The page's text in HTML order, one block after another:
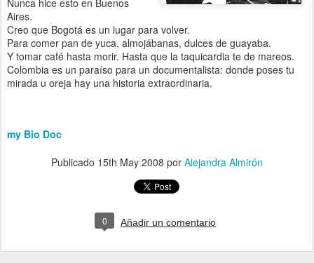
Nunca hice esto en Buenos
Aires.
Creo que Bogotá es un lugar para volver.
Para comer pan de yuca, almojábanas, dulces de guayaba.
Y tomar café hasta morir. Hasta que la taquicardia te de mareos.
Colombia es un paraíso para un documentalista: donde poses tu
mirada u oreja hay una historia extraordinaria.
my Bio Doc
Publicado 15th May 2008 por Alejandra Almirón
0 Añadir un comentario